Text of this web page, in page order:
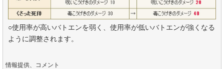
○使用率が高いバトエンを弱く、使用率が低いバトエンが強くなる
ように調整されます。
情報提供、コメント